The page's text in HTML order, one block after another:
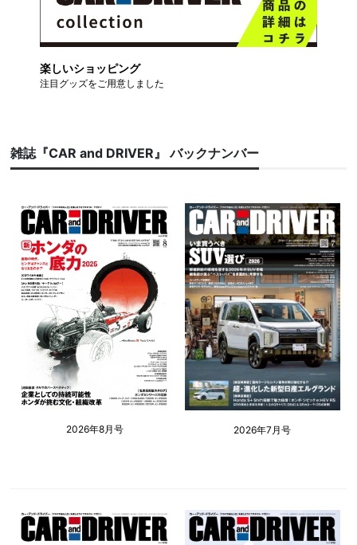
楽しいショッピング
注目グッズをご用意しました
雑誌『CAR and DRIVER』 バックナンバー
2026年8月号 2026年7月号